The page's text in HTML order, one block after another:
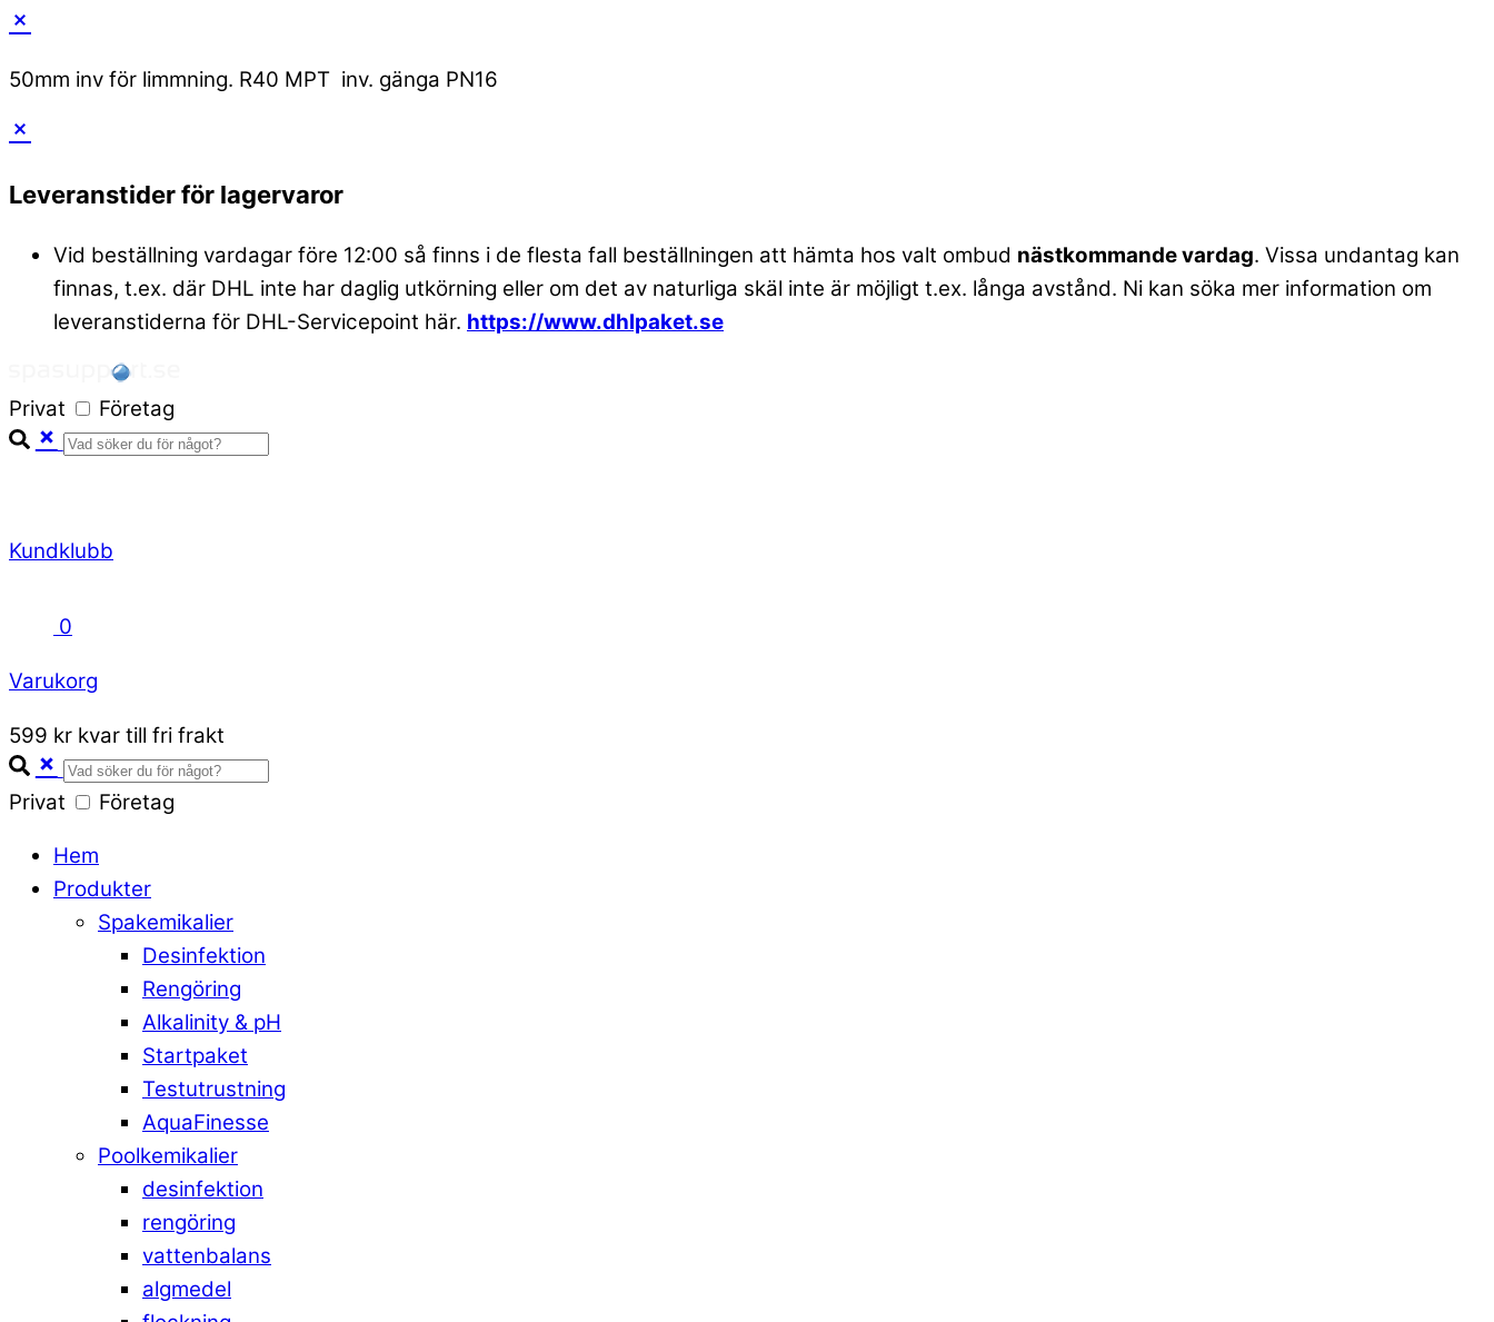
50mm inv för limmning. R40 MPT inv. gänga PN16
Skip
content
Leveranstider för lagervaror
Vid beställning vardagar före 12:00 så finns i de flesta fall beställningen att hämta hos valt ombud nästkommande vardag. Vissa undantag kan
finnas, t.ex. där DHL inte har daglig utkörning eller om det av naturliga skäl inte är möjligt t.ex. långa avstånd. Ni kan söka mer information om
leveranstiderna för DHL-Servicepoint här. https://www.dhlpaket.se
Privat Företag
Kundklubb
0
Varukorg
Close
Cart
599 kr kvar till fri frakt
Privat Företag
Hem
Produkter
Spakemikalier
Desinfektion
Rengöring
Alkalinity & pH
Startpaket
Testutrustning
AquaFinesse
Poolkemikalier
desinfektion
rengöring
vattenbalans
algmedel